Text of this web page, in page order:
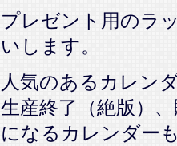
プレゼント用のラ
いします。
人気のあるカレン
生産終了（絶版）
になるカレンダー